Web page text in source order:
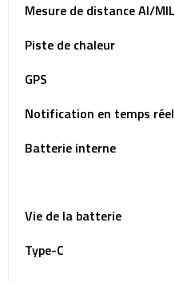
Mesure de distance AI/MIL
Piste de chaleur
GPS
Notification en temps réel
Batterie interne
Vie de la batterie
Type-C